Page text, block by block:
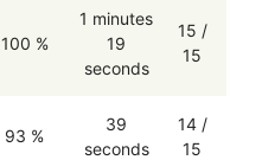
100 %
1 minutes
19
seconds
15 /
15
93 %
39
seconds
14 /
15